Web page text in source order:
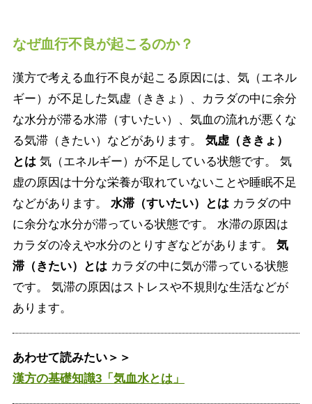
なぜ血行不良が起こるのか？
漢方で考える血行不良が起こる原因には、気（エネル
ギー）が不足した気虚（ききょ）、カラダの中に余分
な水分が滞る水滞（すいたい）、気血の流れが悪くな
る気滞（きたい）などがあります。 気虚（ききょ）
とは気（エネルギー）が不足している状態です。 気
虚の原因は十分な栄養が取れていないことや睡眠不足
などがあります。 水滞（すいたい）とはカラダの中
に余分な水分が滞っている状態です。 水滞の原因は
カラダの冷えや水分のとりすぎなどがあります。 気
滞（きたい）とはカラダの中に気が滞っている状態
です。 気滞の原因はストレスや不規則な生活などが
あります。
あわせて読みたい＞＞
漢方の基礎知識3「気血水とは」